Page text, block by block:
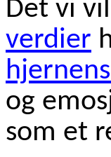
Det vi
verdier
og
som et